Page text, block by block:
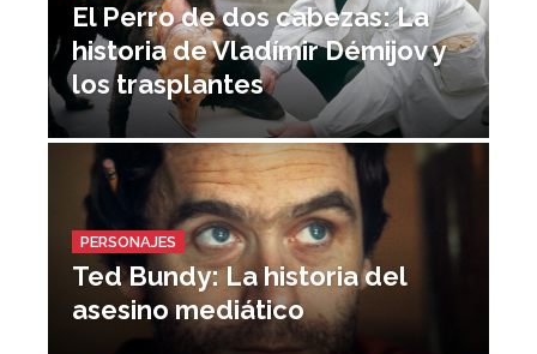
El Perro de dos cabezas: La
historia de Vladímir Démijov y
los trasplantes
PERSONAJES
Ted Bundy: La historia del
asesino mediático